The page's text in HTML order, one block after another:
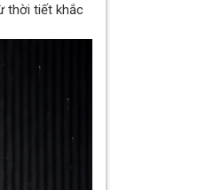
thời tiết khắc